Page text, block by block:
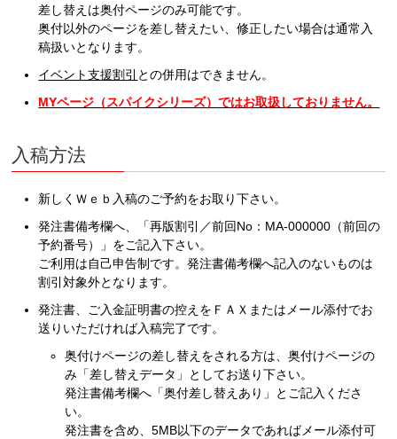
差し替えは奥付ページのみ可能です。
奥付以外のページを差し替えたい、修正したい場合は通常入
稿扱いとなります。
イベント支援割引 との併用はできません。
MYページ（スパイクシリーズ）ではお取扱しておりません。
入稿方法
新しくＷｅｂ入稿のご予約をお取り下さい。
発注書備考欄へ、「再版割引／前回No：MA-000000（前回の
予約番号）
」をご記入下さい。
ご利用は自己申告制です。発注書備考欄へ記入のないものは
割引対象外となります。
発注書、ご入金証明書の控えをＦＡＸまたはメール添付でお
送りいただければ入稿完了です。
奥付けページの差し替えをされる方は、奥付けページの
み「差し替えデータ」としてお送り下さい。
発注書備考欄へ「奥付差し替えあり」とご記入くださ
い。
発注書を含め、5MB以下のデータであればメール添付可